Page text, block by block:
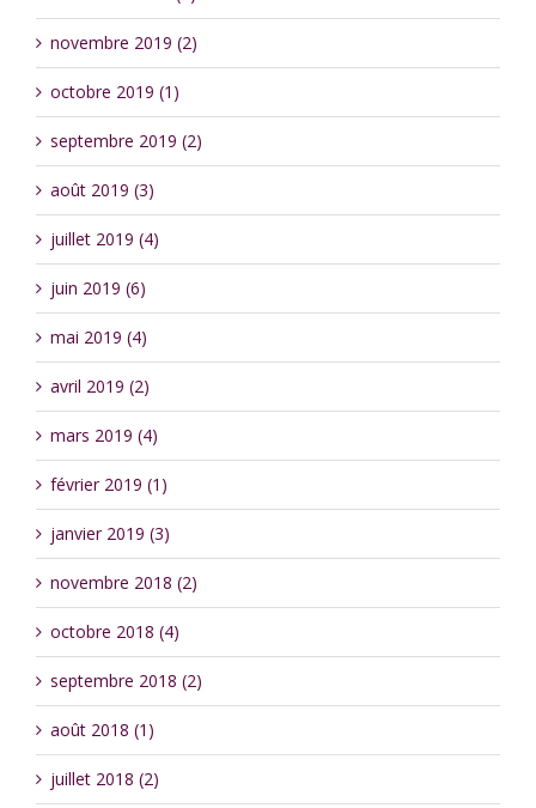
novembre 2019 (2)
octobre 2019 (1)
septembre 2019 (2)
août 2019 (3)
juillet 2019 (4)
juin 2019 (6)
mai 2019 (4)
avril 2019 (2)
mars 2019 (4)
février 2019 (1)
janvier 2019 (3)
novembre 2018 (2)
octobre 2018 (4)
septembre 2018 (2)
août 2018 (1)
juillet 2018 (2)